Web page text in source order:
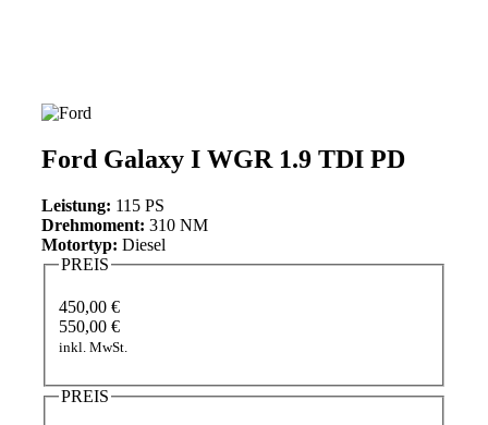
Ford Galaxy I WGR 1.9 TDI PD
Leistung: 115 PS
Drehmoment: 310 NM
Motortyp: Diesel
PREIS
450,00 €
550,00 €
inkl. MwSt.
PREIS